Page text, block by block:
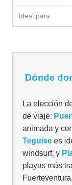
Ideal para
Dónde
La elección
de viaje:
animada y
Teguisees
windsurf; y
playas más